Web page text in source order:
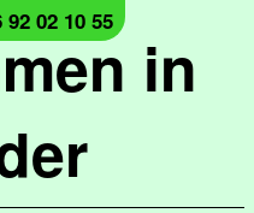
in
02 10 55